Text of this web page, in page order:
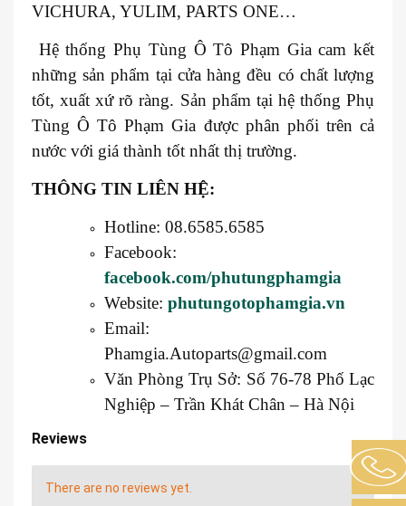
VICHURA, YULIM, PARTS ONE…
Hệ thống Phụ Tùng Ô Tô Phạm Gia cam kết
những sản phẩm tại cửa hàng đều có chất lượng
tốt, xuất xứ rõ ràng. Sản phẩm tại hệ thống Phụ
Tùng Ô Tô Phạm Gia được phân phối trên cả
nước với giá thành tốt nhất thị trường.
THÔNG TIN LIÊN HỆ:
Hotline: 08.6585.6585
Facebook:
facebook.com/phutungphamgia
Website: phutungotophamgia.vn
Email:
Phamgia.Autoparts@gmail.com
Văn Phòng Trụ Sở: Số 76-78 Phố Lạc
Nghiệp – Trần Khát Chân – Hà Nội
Reviews
There are no reviews yet.